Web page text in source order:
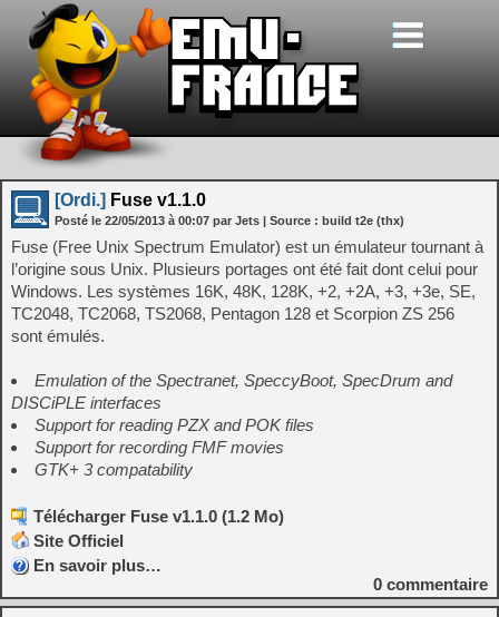
[Ordi.] Fuse v1.1.0
Posté le 22/05/2013 à 00:07 par Jets | Source : build t2e (thx)
Fuse (Free Unix Spectrum Emulator) est un émulateur tournant à
l’origine sous Unix. Plusieurs portages ont été fait dont celui pour
Windows. Les systèmes 16K, 48K, 128K, +2, +2A, +3, +3e, SE,
TC2048, TC2068, TS2068, Pentagon 128 et Scorpion ZS 256
sont émulés.
Emulation of the Spectranet, SpeccyBoot, SpecDrum and
DISCiPLE interfaces
Support for reading PZX and POK files
Support for recording FMF movies
GTK+ 3 compatability
Télécharger Fuse v1.1.0 (1.2 Mo)
Site Officiel
En savoir plus…
0 commentaire